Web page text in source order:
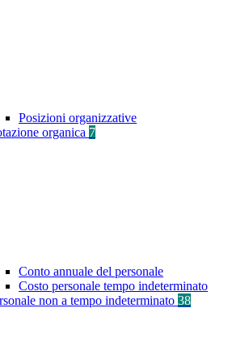
Posizioni organizzative
organica 7
Conto annuale del personale
Costo personale tempo indeterminato
non a tempo indeterminato 38